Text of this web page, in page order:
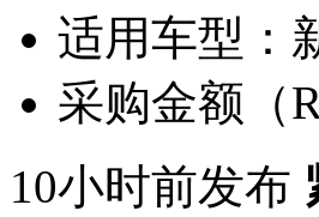
适用车型：
采购金额（
10小时前发布